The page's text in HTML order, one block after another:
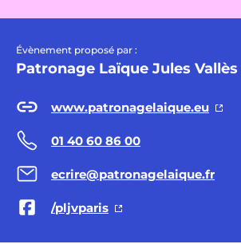
Évènement proposé par :
Patronage Laïque Jules Vallès
www.patronagelaique.eu
01 40 60 86 00
ecrire@patronagelaique.fr
/pljvparis